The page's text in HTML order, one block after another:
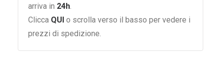
arriva in 24h.
Clicca QUI o scrolla verso il basso per vedere i
prezzi di spedizione.